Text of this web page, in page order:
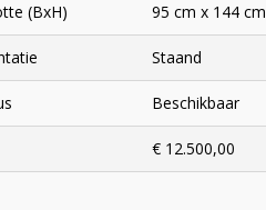
(BxH) 95 cm x 144 cm
Staand
Beschikbaar
€ 12.500,00